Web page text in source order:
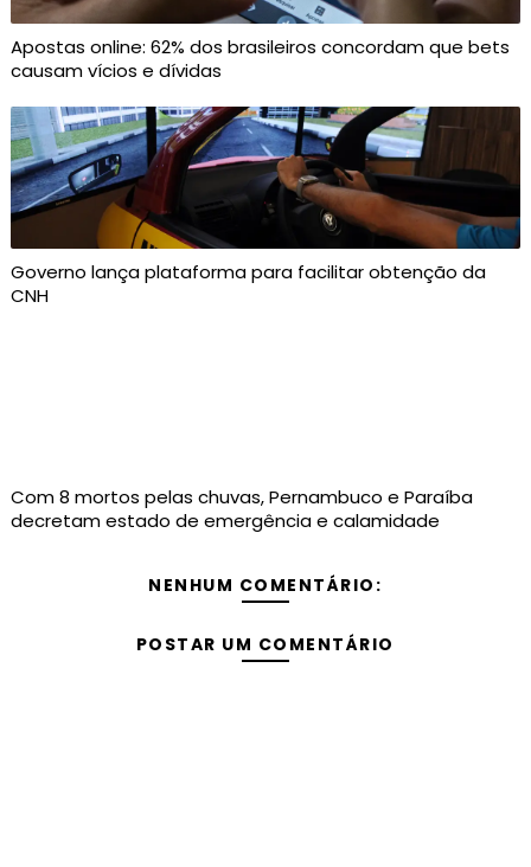
Apostas online: 62% dos brasileiros concordam que bets
causam vícios e dívidas
Governo lança plataforma para facilitar obtenção da
CNH
Com 8 mortos pelas chuvas, Pernambuco e Paraíba
decretam estado de emergência e calamidade
NENHUM COMENTÁRIO:
POSTAR UM COMENTÁRIO